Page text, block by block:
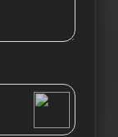
Tieba